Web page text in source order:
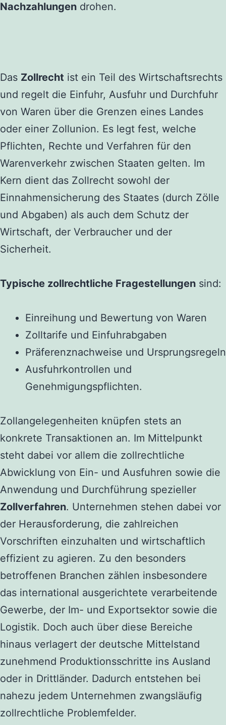
Nachzahlungen drohen.
Das Zollrecht ist ein Teil des Wirtschaftsrechts
und regelt die Einfuhr, Ausfuhr und Durchfuhr
von Waren über die Grenzen eines Landes
oder einer Zollunion. Es legt fest, welche
Pflichten, Rechte und Verfahren für den
Warenverkehr zwischen Staaten gelten. Im
Kern dient das Zollrecht sowohl der
Einnahmensicherung des Staates (durch Zölle
und Abgaben) als auch dem Schutz der
Wirtschaft, der Verbraucher und der
Sicherheit.
Typische zollrechtliche Fragestellungen sind:
Einreihung und Bewertung von Waren
Zolltarife und Einfuhrabgaben
Präferenznachweise und Ursprungsregeln
Ausfuhrkontrollen und
Genehmigungspflichten.
Zollangelegenheiten knüpfen stets an
konkrete Transaktionen an. Im Mittelpunkt
steht dabei vor allem die zollrechtliche
Abwicklung von Ein- und Ausfuhren sowie die
Anwendung und Durchführung spezieller
Zollverfahren. Unternehmen stehen dabei vor
der Herausforderung, die zahlreichen
Vorschriften einzuhalten und wirtschaftlich
effizient zu agieren. Zu den besonders
betroffenen Branchen zählen insbesondere
das international ausgerichtete verarbeitende
Gewerbe, der Im- und Exportsektor sowie die
Logistik. Doch auch über diese Bereiche
hinaus verlagert der deutsche Mittelstand
zunehmend Produktionsschritte ins Ausland
oder in Drittländer. Dadurch entstehen bei
nahezu jedem Unternehmen zwangsläufig
zollrechtliche Problemfelder.